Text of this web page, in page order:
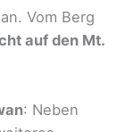
Vom Berg
auf den Mt.
: Neben